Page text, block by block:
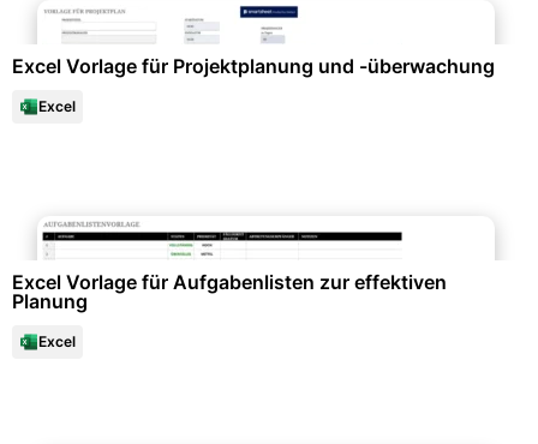
Excel Vorlage für Projektplanung und -überwachung
Excel
Excel Vorlage für Aufgabenlisten zur effektiven
Planung
Excel